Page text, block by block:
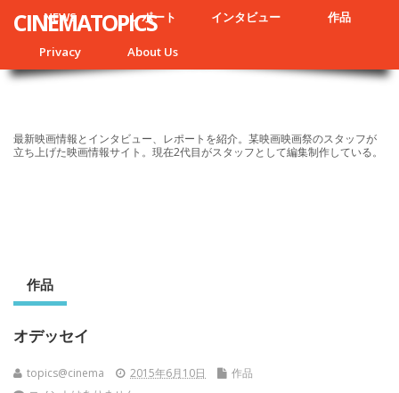
NEWS レポート インタビュー 作品
Privacy About Us
CINEMATOPICS
最新映画情報とインタビュー、レポートを紹介。某映画映画祭のスタッフが
立ち上げた映画情報サイト。現在2代目がスタッフとして編集制作している。
作品
オデッセイ
topics@cinema 2015年6月10日
作品